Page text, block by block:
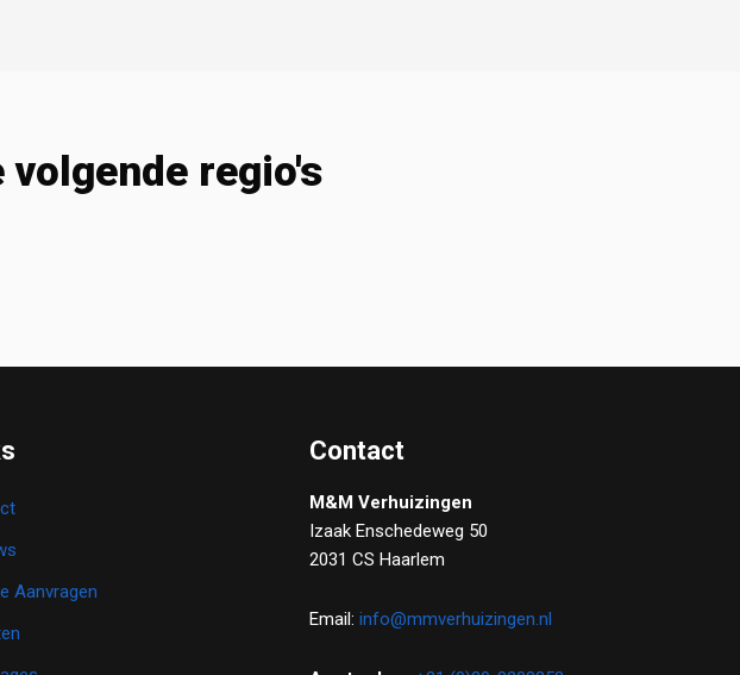
regio's
Aanvragen
Contact
M&M Verhuizingen
Izaak Enschedeweg 50
2031 CS Haarlem
Email: info@mmverhuizingen.nl